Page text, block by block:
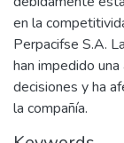
en la
Perpacifse S.A.
han impedido
decisiones y ha
la compañía.